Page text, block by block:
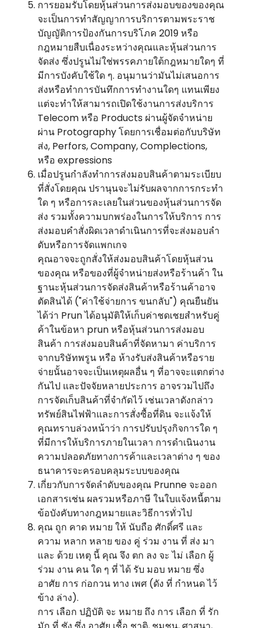
การยอมรับโดยหุ้นส่วนการส่งมอบของของคุณ
จะเป็นการทําสัญญาการบริการตามพระราช
บัญญัติการป้องกันการบริโภค 2019 หรือ
กฎหมายสืบเนื่องระหว่างคุณและหุ้นส่วนการ
จัดส่ง ซึ่งปรูนไม่ใช่พรรคภายใต้กฎหมายใดๆ ที่
มีการบังคับใช้ใด ๆ. อนุมานว่ามันไม่เสนอการ
ส่งหรือทําการบันทึกการทํางานใดๆ แทนเพียง
แต่จะทําให้สามารถเปิดใช้งานการส่งบริการ
Telecom หรือ Products ผ่านผู้จัดจําหน่าย
ผ่าน Protography โดยการเชื่อมต่อกับบริษัท
ส่ง, Perfors, Company, Complections,
หรือ expressions
เมื่อปรูนกําลังทําการส่งมอบสินค้าตามระเบียบ
ที่สั่งโดยคุณ ปรานุนจะไม่รับผลจากการกระทํา
ใด ๆ หรือการละเลยในส่วนของหุ้นส่วนการจัด
ส่ง รวมทั้งความบกพร่องในการให้บริการ การ
ส่งมอบคําสั่งผิดเวลาดําเนินการที่จะส่งมอบลํา
ดับหรือการจัดแพกเกจ
คุณอาจจะถูกสั่งให้ส่งมอบสินค้าโดยหุ้นส่วน
ของคุณ หรือของที่ผู้จําหน่ายส่งหรือร้านค้า ใน
ฐานะหุ้นส่วนการจัดส่งสินค้าหรือร้านค้าอาจ
ตัดสินได้ ("ค่าใช้จ่ายการ ขนกลับ") คุณยืนยัน
ได้ว่า Prun ได้อนุมัติให้เก็บค่าชดเชยสําหรับคู่
ค้าในข้อหา prun หรือหุ้นส่วนการส่งมอบ
สินค้า การส่งมอบสินค้าที่จัดหามา ค่าบริการ
จากบริษัทพรูน หรือ ห้างรับส่งสินค้าหรือราย
จ่ายนั้นอาจจะเป็นเหตุผลอื่น ๆ ที่อาจจะแตกต่าง
กันไป และปัจจัยหลายประการ อาจรวมไปถึง
การจัดเก็บสินค้าที่จํากัดไว้ เช่นเวลาดังกล่าว
ทรัพย์สินไฟฟ้าและการสั่งซื้อที่ดิน จะแจ้งให้
คุณทราบล่วงหน้าว่า การปรับปรุงกิจการใด ๆ
ที่มีการให้บริการภายในเวลา การดําเนินงาน
ความปลอดภัยทางการค้าและเวลาต่าง ๆ ของ
ธนาคารจะครอบคลุมระบบของคุณ
เกี่ยวกับการจัดลําดับของคุณ Prunne จะออก
เอกสารเช่น ผลรวมหรือภาษี ในใบแจ้งหนี้ตาม
ข้อบังคับทางกฎหมายและวิธีการทั่วไป
คุณ ถูก คาด หมาย ให้ นับถือ ศักดิ์ศรี และ
ความ หลาก หลาย ของ คู่ ร่วม งาน ที่ ส่ง มา
และ ด้วย เหตุ นี้ คุณ จึง ตก ลง จะ ไม่ เลือก ผู้
ร่วม งาน คน ใด ๆ ที่ ได้ รับ มอบ หมาย ซึ่ง
อาศัย การ ก่อกวน ทาง เพศ (ดัง ที่ กําหนด ไว้
ข้าง ล่าง).
การ เลือก ปฏิบัติ จะ หมาย ถึง การ เลือก ที่ รัก